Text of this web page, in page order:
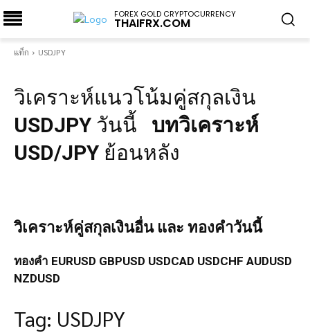
FOREX GOLD CRYPTOCURRENCY
THAIFRX.COM
แท็ก USDJPY
วิเคราะห์แนวโน้มคู่สกุลเงิน
USDJPY วันนี้
บทวิเคราะห์
USD/JPY ย้อนหลัง
วิเคราะห์คู่สกุลเงินอื่น และ ทองคำวันนี้
ทองคำ EURUSD GBPUSD USDCAD USDCHF AUDUSD
NZDUSD
Tag: USDJPY